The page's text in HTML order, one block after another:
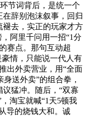
节词背后，是统一个
辞别泡沫叙事，回归
去，实正的玩家才方
阿里千问用一招“1分
赛点。那句互动超
豪情，只能说一代人有
出外卖营业，用“全面
送外卖”的组合拳，
猛冲。随后，“双寡
淘宝就喊“1天5顿我
导的烧钱大和。诚